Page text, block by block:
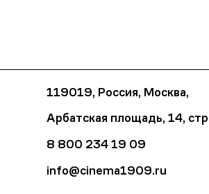
119019, Россия, Москва,
Арбатская площадь, 14,
8 800 234 19 09
info@cinema1909.ru